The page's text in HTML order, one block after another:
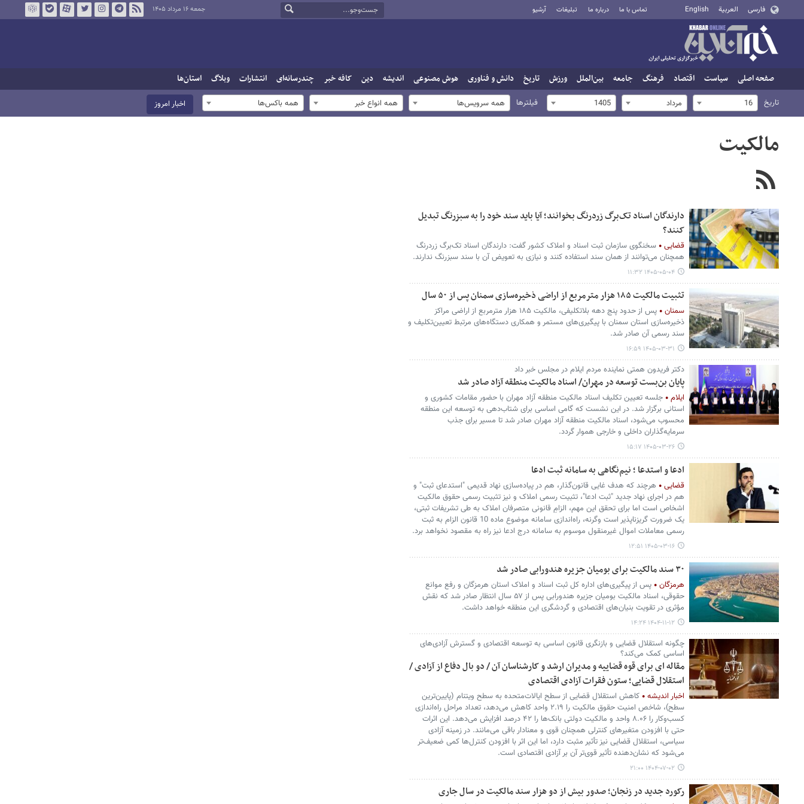
فارسی العربية English تماس با ما درباره ما تبلیغات آرشیو جمعه ۱۶ مرداد ۱۴۰۵
صفحه اصلی سیاست اقتصاد فرهنگ جامعه بین‌الملل ورزش تاریخ دانش و فناوری هوش مصنوعی اندیشه دین کافه خبر چندرسانه‌ای انتشارات وبلاگ استان‌ها
تاریخ 16 مرداد 1405 فیلترها همه سرویس‌ها همه انواع خبر همه باکس‌ها اخبار امروز
مالکیت
دارندگان اسناد تک‌برگ زردرنگ بخوانند؛ آیا باید سند خود را به سبزرنگ تبدیل
کنند؟
قضایی
سخنگوی سازمان ثبت اسناد و املاک کشور گفت: دارندگان اسناد تک‌برگ زردرنگ
همچنان می‌توانند از همان سند استفاده کنند و نیازی به تعویض آن با سند سبزرنگ ندارند.
۱۴۰۵-۰۵-۰۴ ۱۱:۳۲
تثبیت مالکیت ۱۸۵ هزار مترمربع از اراضی ذخیره‌سازی سمنان پس از ۵۰ سال
سمنان
پس از حدود پنج دهه بلاتکلیفی، مالکیت ۱۸۵ هزار مترمربع از اراضی مراکز
ذخیره‌سازی استان سمنان با پیگیری‌های مستمر و همکاری دستگاه‌های مرتبط تعیین‌تکلیف و
سند رسمی آن صادر شد.
۱۴۰۵-۰۳-۳۱ ۱۶:۵۹
دکتر فریدون همتی نماینده مردم ایلام در مجلس خبر داد
پایان بن‌بست توسعه در مهران/ اسناد مالکیت منطقه آزاد صادر شد
ایلام
جلسه تعیین تکلیف اسناد مالکیت منطقه آزاد مهران با حضور مقامات کشوری و
استانی برگزار شد. در این نشست که گامی اساسی برای شتاب‌دهی به توسعه این منطقه
محسوب می‌شود، اسناد مالکیت منطقه آزاد مهران صادر شد تا مسیر برای جذب
سرمایه‌گذاران داخلی و خارجی هموار گردد.
۱۴۰۵-۰۳-۲۶ ۱۵:۱۷
ادعا و استدعا ؛ نیم‌نگاهی به سامانه ثبت ادعا
قضایی
هرچند که هدف غایی قانون‌گذار، هم در پیاده‌سازی نهاد قدیمی "استدعای ثبت" و
هم در اجرای نهاد جدید "ثبت ادعا"، تثبیت رسمی املاک و نیز تثبیت رسمی حقوق مالکیت
اشخاص است اما برای تحقق این مهم، الزامِ قانونی متصرفان املاک به طی تشریفات ثبتی،
یک ضرورت گریزناپذیر است وگرنه، راه‌اندازی سامانه موضوع ماده 10 قانون الزام به ثبت
رسمی معاملات اموال غیرمنقول موسوم به سامانه درج ادعا نیز راه به مقصود نخواهد برد.
۱۴۰۵-۰۳-۱۶ ۱۲:۵۱
۳۰ سند مالکیت برای بومیان جزیره هندورابی صادر شد
هرمزگان
پس از پیگیری‌های اداره کل ثبت اسناد و املاک استان هرمزگان و رفع موانع
حقوقی، اسناد مالکیت بومیان جزیره هندورابی پس از ۵۷ سال انتظار صادر شد که نقش
مؤثری در تقویت بنیان‌های اقتصادی و گردشگری این منطقه خواهد داشت.
۱۴۰۴-۱۱-۱۲ ۱۴:۲۴
چگونه استقلال قضایی و بازنگری قانون اساسی به توسعه اقتصادی و گسترش آزادی‌های
اساسی کمک می‌کند؟
مقاله ای برای قوه قضاییه و مدیران ارشد و کارشناسان آن / دو بال دفاع از آزادی /
استقلال قضایی؛ ستون فقرات آزادی اقتصادی
اخبار اندیشه
کاهش استقلال قضایی از سطح ایالات‌متحده به سطح ویتنام (پایین‌ترین
سطح)، شاخص امنیت حقوق مالکیت را ۲.۱۹ واحد کاهش می‌دهد، تعداد مراحل راه‌اندازی
کسب‌وکار را ۸.۰۶ واحد و مالکیت دولتی بانک‌ها را ۴۲ درصد افزایش می‌دهد. این اثرات
حتی با افزودن متغیرهای کنترلی همچنان قوی و معنادار باقی می‌مانند. در زمینه آزادی
سیاسی، استقلال قضایی نیز تأثیر مثبت دارد، اما این اثر با افزودن کنترل‌ها کمی ضعیف‌تر
می‌شود که نشان‌دهنده تأثیر قوی‌تر آن بر آزادی اقتصادی است.
۱۴۰۴-۰۷-۰۲ ۲۱:۰۰
رکورد جدید در زنجان؛ صدور بیش از دو هزار سند مالکیت در سال جاری